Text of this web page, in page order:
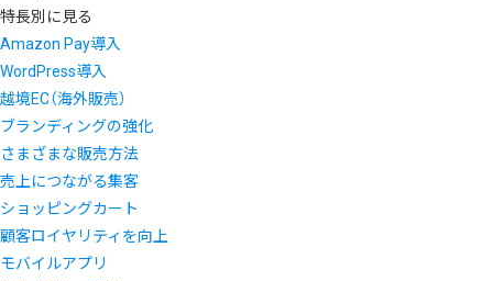
特長別に見る
Amazon Pay導入
WordPress導入
越境EC（海外販売）
ブランディングの強化
さまざまな販売方法
売上につながる集客
ショッピングカート
顧客ロイヤリティを向上
モバイルアプリ